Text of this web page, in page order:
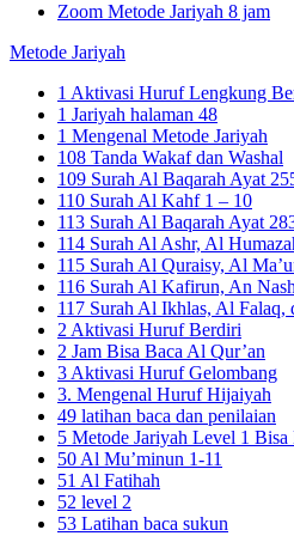
Zoom Metode Jariyah 8 jam
Metode Jariyah
1 Aktivasi Huruf Lengkung
1 Jariyah halaman 48
1 Mengenal Metode Jariyah
108 Tanda Wakaf dan Washal
109 Surah Al Baqarah Ayat
110 Surah Al Kahf 1 – 10
113 Surah Al Baqarah Ayat
114 Surah Al Ashr, Al
115 Surah Al Quraisy, Al
116 Surah Al Kafirun, An
117 Surah Al Ikhlas, Al Falaq,
2 Aktivasi Huruf Berdiri
2 Jam Bisa Baca Al Qur’an
3 Aktivasi Huruf Gelombang
3. Mengenal Huruf Hijaiyah
49 latihan baca dan penilaian
5 Metode Jariyah Level 1 Bisa
50 Al Mu’minun 1-11
51 Al Fatihah
52 level 2
53 Latihan baca sukun